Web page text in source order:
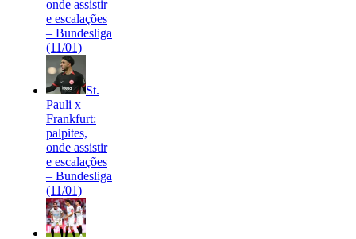
onde assistir
e escalações
– Bundesliga
(11/01)
St.
Pauli x
Frankfurt:
palpites,
onde assistir
e escalações
– Bundesliga
(11/01)